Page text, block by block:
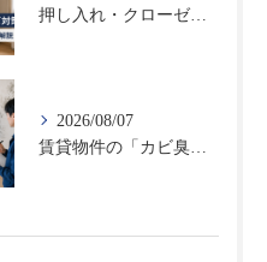
押し入れ・クローゼットのカビ対策｜衣類と布団を守る収納のコツをプロが解説
2026/08/07